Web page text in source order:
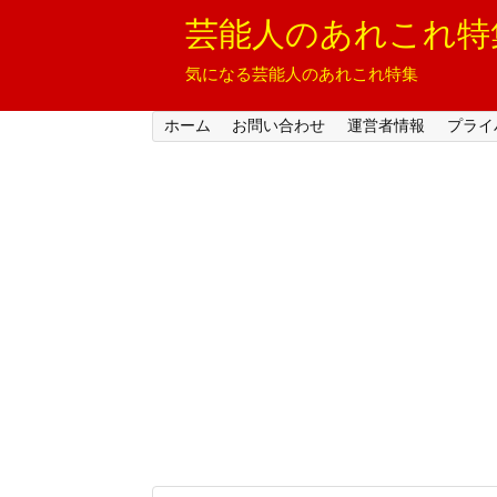
芸能人のあれこれ特
気になる芸能人のあれこれ特集
ホーム お問い合わせ 運営者情報 プラ